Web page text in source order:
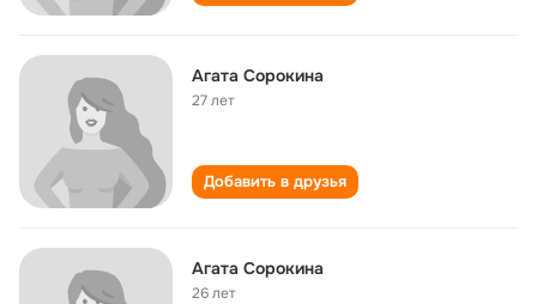
Агата Сорокина
27 лет
Добавить в друзья
Агата Сорокина
26 лет